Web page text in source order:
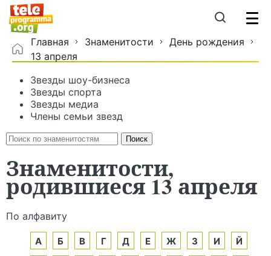
Главная Знаменитости
День рождения
13 апреля
Звезды шоу-бизнеса
Звезды спорта
Звезды медиа
Члены семьи звезд
Знаменитости,
родившиеся 13 апреля
По алфавиту
А Б В Г Д Е Ж З И Й